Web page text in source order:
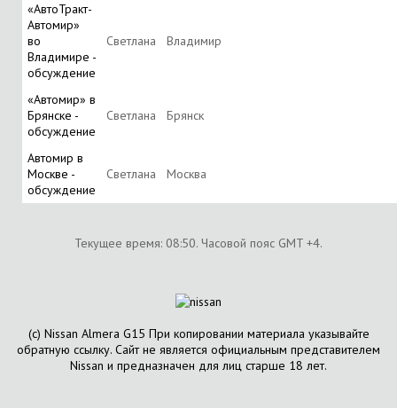
«АвтоТракт-
Автомир»
во
Владимире -
обсуждение
Светлана Владимир
«Автомир» в
Брянске -
обсуждение
Светлана Брянск
Автомир в
Москве -
обсуждение
Светлана Москва
Текущее время: 08:50. Часовой пояс GMT +4.
(с) Nissan Almera G15 При копировании материала указывайте
обратную ссылку. Сайт не является официальным представителем
Nissan и предназначен для лиц старше 18 лет.